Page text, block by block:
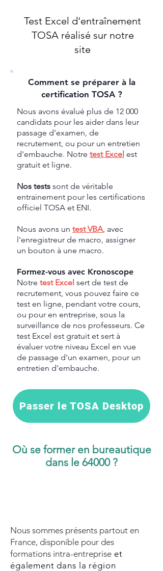
Test Excel d'entraînement
TOSA réalisé sur notre
site
Comment se préparer à la
certification TOSA ?
Nous avons évalué plus de 12 000
candidats pour les aider dans leur
passage d'examen, de
recrutement, ou pour un entretien
d'embauche. Notre test Excel est
gratuit et ligne.
Nos tests sont de véritable
entrainement pour les certifications
officiel TOSA et ENI.
Nous avons un test VBA, avec
l'enregistreur de macro, assigner
un bouton à une macro.
Formez-vous avec Kronoscope
Notre test Excel sert de test de
recrutement, vous pouvez faire ce
test en ligne, pendant votre cours,
ou pour en entreprise, sous la
surveillance de nos professeurs. Ce
test Excel est gratuit et sert à
évaluer votre niveau Excel en vue
de passage d'un examen, pour un
entretien d'embauche.
Passer le TOSA Desktop
Où se former en bureautique
dans le 64000 ?
Nous sommes présents partout en
France, disponible pour des
formations intra-entreprise et
également dans la région